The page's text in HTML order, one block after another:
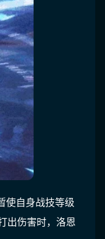
使自身战技等级
出伤害时，洛恩